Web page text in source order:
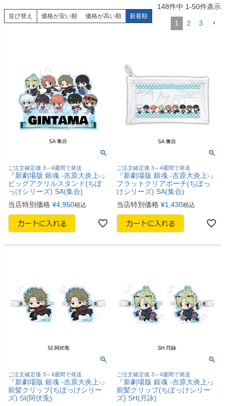
並び替え 価格が安い順 価格が高い順 新着順
148件中 1-50件表示
1 2 3
ご注文確定後 3～4週間で発送
『新劇場版 銀魂 -吉原大炎上-』
ビッグアクリルスタンド(ちぽ
っけシリーズ) SA(集合)
当店特別価格 ¥4,950税込
ご注文確定後 3～4週間で発送
『新劇場版 銀魂 -吉原大炎上-』
フラットクリアポーチ(ちぽっ
けシリーズ) SA(集合)
当店特別価格 ¥1,430税込
ご注文確定後 3～4週間で発送
『新劇場版 銀魂 -吉原大炎上-』
前髪クリップ(ちぽっけシリー
ズ) SI(阿伏兎)
ご注文確定後 3～4週間で発送
『新劇場版 銀魂 -吉原大炎上-』
前髪クリップ(ちぽっけシリー
ズ) SH(月詠)